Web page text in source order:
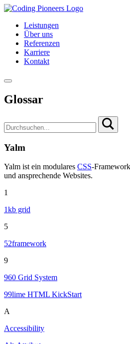
Leistungen
Über uns
Referenzen
Karriere
Kontakt
Glossar
Yalm
Yalm ist ein modulares CSS-
und ansprechende Websites.
1
1kb grid
5
52framework
9
960 Grid System
99lime HTML KickStart
A
Accessibility